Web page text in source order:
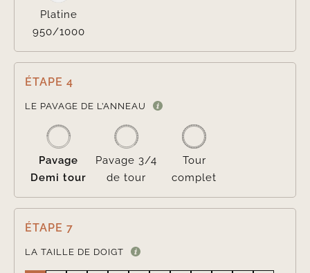
Platine
950/1000
ÉTAPE 4
LE PAVAGE DE L’ANNEAU
Pavage
Demi tour
Pavage 3/4
de tour
Tour
complet
ÉTAPE 7
LA TAILLE DE DOIGT